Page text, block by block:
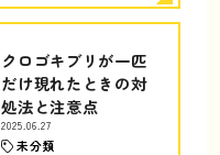
クロゴキブリが一匹
だけ現れたときの対
処法と注意点
2025.06.27
未分類